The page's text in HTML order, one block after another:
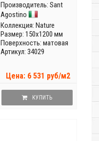
Производитель: Sant
Agostino
Коллекция: Nature
Размер: 150x1200 мм
Поверхность: матовая
Артикул: 34029
Цена: 6 531 руб/м2
КУПИТЬ